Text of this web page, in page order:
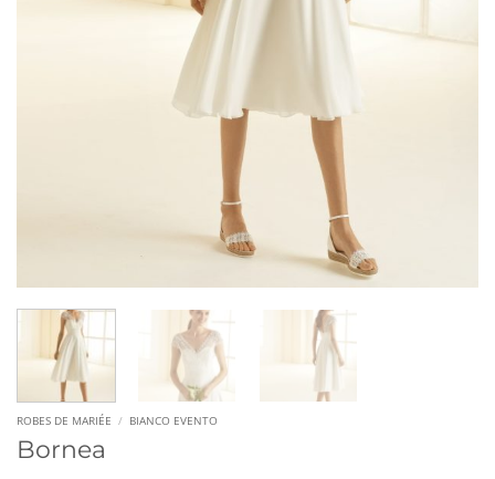
ROBES DE MARIÉE / BIANCO EVENTO
Bornea